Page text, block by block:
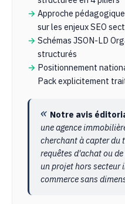
Approche
sur les enjeux SEO
Schémas JSON-LD
structurés
Positionnement
Pack explicitement
Notre avis
une agence
cherchant à capter du
requêtes d'achat ou
un projet hors secteur
commerce sans